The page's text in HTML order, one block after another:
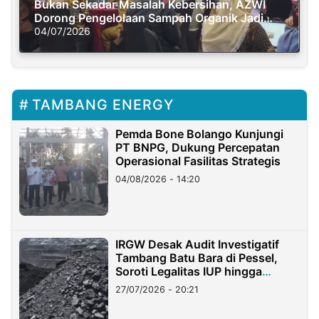
Bukan Sekadar Masalah Kebersihan, AZWI
Dorong Pengelolaan Sampah Organik Jadi
Solusi Krisis Iklim
04/07/2026
TAMBANG ENERGY
Pemda Bone Bolango Kunjungi
PT BNPG, Dukung Percepatan
Operasional Fasilitas Strategis
04/08/2026 - 14:20
IRGW Desak Audit Investigatif
Tambang Batu Bara di Pessel,
Soroti Legalitas IUP hingga
Stockpile
27/07/2026 - 20:21